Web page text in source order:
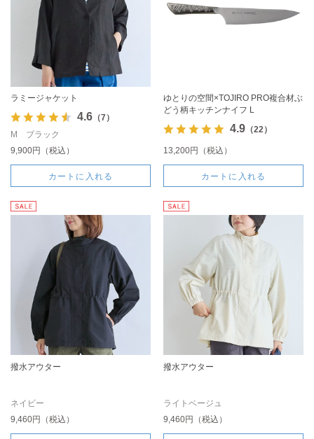
ラミージャケット
4.6（7）
M ブラック
9,900円（税込）
カートに入れる
ゆとりの空間×TOJIRO PRO複合材ぶ
どう柄キッチンナイフ L
4.9（22）
13,200円（税込）
カートに入れる
撥水アウター
ネイビー
9,460円（税込）
撥水アウター
ライトベージュ
9,460円（税込）